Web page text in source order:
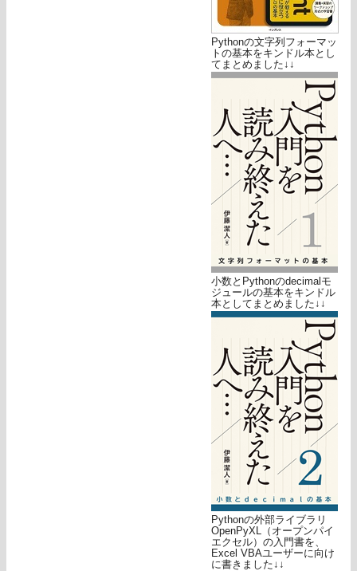
Pythonの文字列フォーマッ
トの基本をキンドル本とし
てまとめました↓↓
小数とPythonのdecimalモ
ジュールの基本をキンドル
本としてまとめました↓↓
Pythonの外部ライブラリ
OpenPyXL（オープンパイ
エクセル）の入門書を、
Excel VBAユーザーに向け
に書きました↓↓